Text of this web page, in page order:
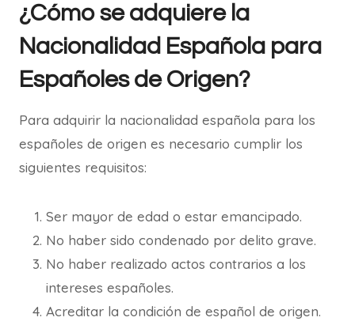
¿Cómo se adquiere la
Nacionalidad Española para
Españoles de Origen?
Para adquirir la nacionalidad española para los
españoles de origen es necesario cumplir los
siguientes requisitos:
Ser mayor de edad o estar emancipado.
No haber sido condenado por delito grave.
No haber realizado actos contrarios a los
intereses españoles.
Acreditar la condición de español de origen.